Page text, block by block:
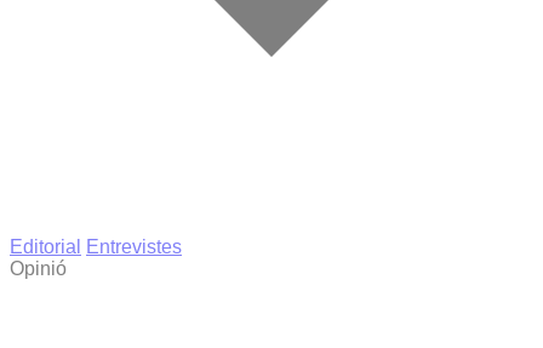
Editorial
Entrevistes
Opinió